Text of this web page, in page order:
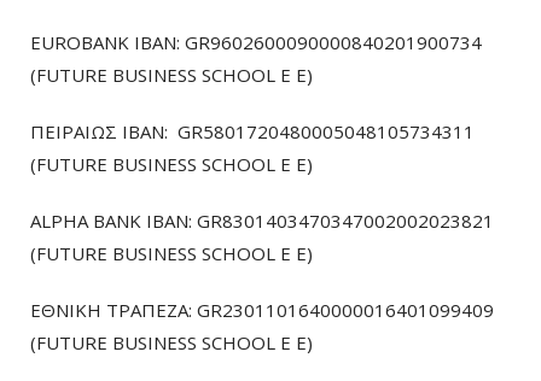
EUROBANK IBAN: GR9602600090000840201900734
(FUTURE BUSINESS SCHOOL E E)
ΠΕΙΡΑΙΩΣ ΙΒΑΝ: GR5801720480005048105734311
(FUTURE BUSINESS SCHOOL E E)
ALPHA BANK IBAN: GR8301403470347002002023821
(FUTURE BUSINESS SCHOOL E E)
ΕΘΝΙΚΗ ΤΡΑΠΕΖΑ: GR2301101640000016401099409
(FUTURE BUSINESS SCHOOL E E)